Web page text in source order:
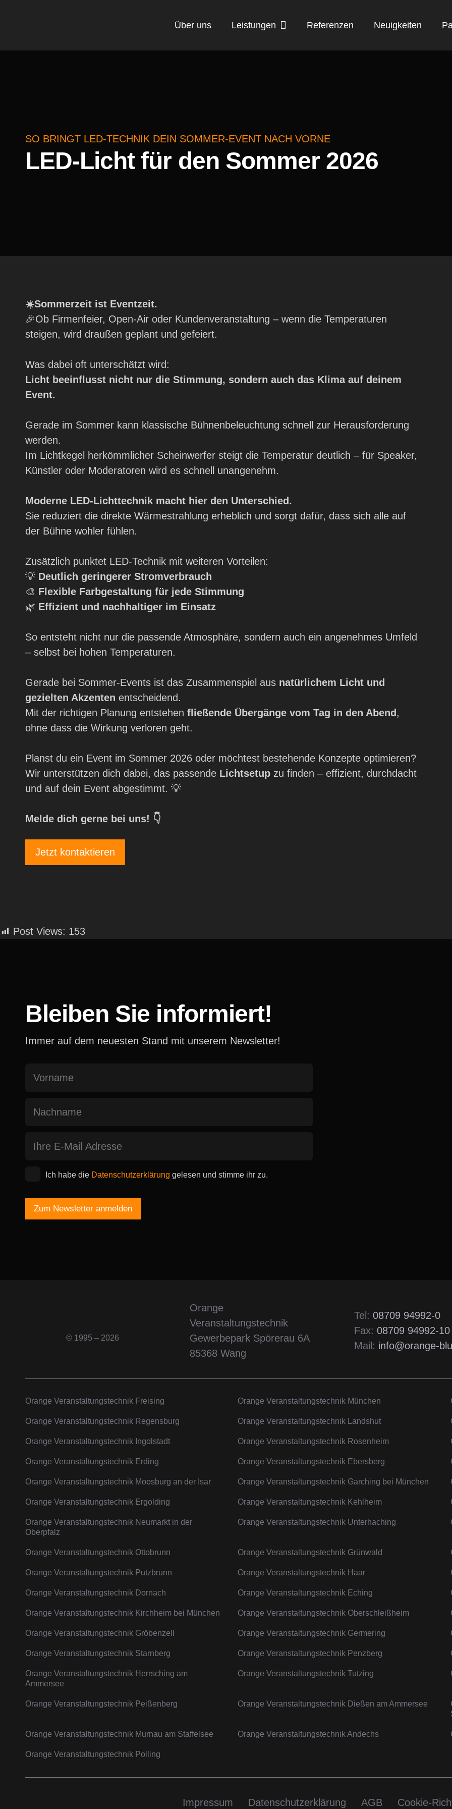
Über uns Leistungen Referenzen Neuigkeiten
SO BRINGT LED-TECHNIK DEIN SOMMER-EVENT NACH VORNE
LED-Licht für den Sommer 2026
☀️Sommerzeit ist Eventzeit.
🎉Ob Firmenfeier, Open-Air oder Kundenveranstaltung – wenn die Temperaturen
steigen, wird draußen geplant und gefeiert.
Was dabei oft unterschätzt wird:
Licht beeinflusst nicht nur die Stimmung, sondern auch das Klima auf deinem
Event.
Gerade im Sommer kann klassische Bühnenbeleuchtung schnell zur Herausforderung
werden.
Im Lichtkegel herkömmlicher Scheinwerfer steigt die Temperatur deutlich – für Speaker,
Künstler oder Moderatoren wird es schnell unangenehm.
Moderne LED-Lichttechnik macht hier den Unterschied.
Sie reduziert die direkte Wärmestrahlung erheblich und sorgt dafür, dass sich alle auf
der Bühne wohler fühlen.
Zusätzlich punktet LED-Technik mit weiteren Vorteilen:
💡 Deutlich geringerer Stromverbrauch
🎨 Flexible Farbgestaltung für jede Stimmung
🌿 Effizient und nachhaltiger im Einsatz
So entsteht nicht nur die passende Atmosphäre, sondern auch ein angenehmes Umfeld
– selbst bei hohen Temperaturen.
Gerade bei Sommer-Events ist das Zusammenspiel aus natürlichem Licht und
gezielten Akzenten entscheidend.
Mit der richtigen Planung entstehen fließende Übergänge vom Tag in den Abend ,
ohne dass die Wirkung verloren geht.
Planst du ein Event im Sommer 2026 oder möchtest bestehende Konzepte optimieren?
Wir unterstützen dich dabei, das passende Lichtsetup zu finden – effizient, durchdacht
und auf dein Event abgestimmt. 💡
Melde dich gerne bei uns! 👇
Jetzt kontaktieren
Post Views: 153
Bleiben Sie informiert!
Immer auf dem neuesten Stand mit unserem Newsletter!
Ich habe die Datenschutzerklärung gelesen und stimme ihr zu.
© 1995 – 2026
Orange
Veranstaltungstechnik
Gewerbepark Spörerau 6A
85368 Wang
Tel: 08709 94992-0
Fax: 08709 94992-10
Mail: info@orange-
Orange Veranstaltungstechnik Freising Orange Veranstaltungstechnik München
Orange Veranstaltungstechnik Regensburg Orange Veranstaltungstechnik Landshut
Orange Veranstaltungstechnik Ingolstadt Orange Veranstaltungstechnik Rosenheim
Orange Veranstaltungstechnik Erding Orange Veranstaltungstechnik Ebersberg
Orange Veranstaltungstechnik Moosburg an der Isar Orange Veranstaltungstechnik Garching bei München
Orange Veranstaltungstechnik Ergolding Orange Veranstaltungstechnik Kehlheim
Orange Veranstaltungstechnik Neumarkt in der
Oberpfalz
Orange Veranstaltungstechnik Unterhaching
Orange Veranstaltungstechnik Ottobrunn Orange Veranstaltungstechnik Grünwald
Orange Veranstaltungstechnik Putzbrunn Orange Veranstaltungstechnik Haar
Orange Veranstaltungstechnik Dornach Orange Veranstaltungstechnik Eching
Orange Veranstaltungstechnik Kirchheim bei München Orange Veranstaltungstechnik Oberschleißheim
Orange Veranstaltungstechnik Gröbenzell Orange Veranstaltungstechnik Germering
Orange Veranstaltungstechnik Starnberg Orange Veranstaltungstechnik Penzberg
Orange Veranstaltungstechnik Herrsching am
Ammersee
Orange Veranstaltungstechnik Tutzing
Orange Veranstaltungstechnik Peißenberg Orange Veranstaltungstechnik Dießen am Ammersee
Orange Veranstaltungstechnik Murnau am Staffelsee Orange Veranstaltungstechnik Andechs
Orange Veranstaltungstechnik Polling
Impressum Datenschutzerklärung AGB Cookie-